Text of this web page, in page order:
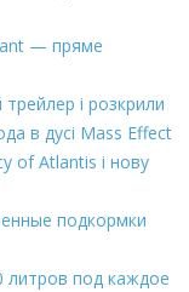
— пряме
і розкрили
в дусі Mass Effect
of Atlantis і нову
подкормки
литров под каждое